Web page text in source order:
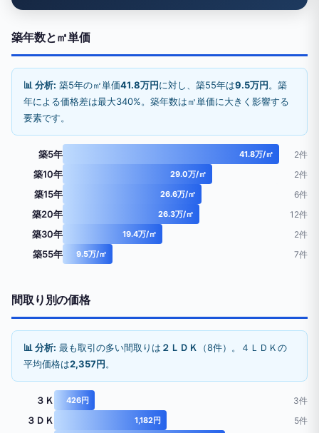
築年数と㎡単価
📊 分析: 築5年の㎡単価41.8万円に対し、築55年は9.5万円。築
年による価格差は最大340%。築年数は㎡単価に大きく影響する
要素です。
築5年 41.8万/㎡ 2件
築10年 29.0万/㎡ 2件
築15年 26.6万/㎡ 6件
築20年 26.3万/㎡ 12件
築30年 19.4万/㎡ 2件
築55年 9.5万/㎡ 7件
間取り別の価格
📊 分析: 最も取引の多い間取りは ２ＬＤＫ
（8件）。４ＬＤＫの
平均価格は2,357円。
３Ｋ 426円 3件
３ＤＫ 1,182円 5件